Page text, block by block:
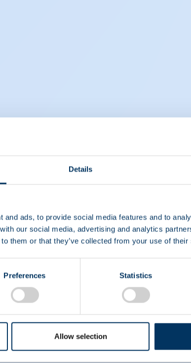
Details
and ads, to provide social media features and to
our social media, advertising and analytics
them or that they’ve collected from your use of
Preferences Statistics
Allow selection
can save people’s live the question to me is
you not donate rather than why do you
“The treatments we get are
life changing and I don’t use